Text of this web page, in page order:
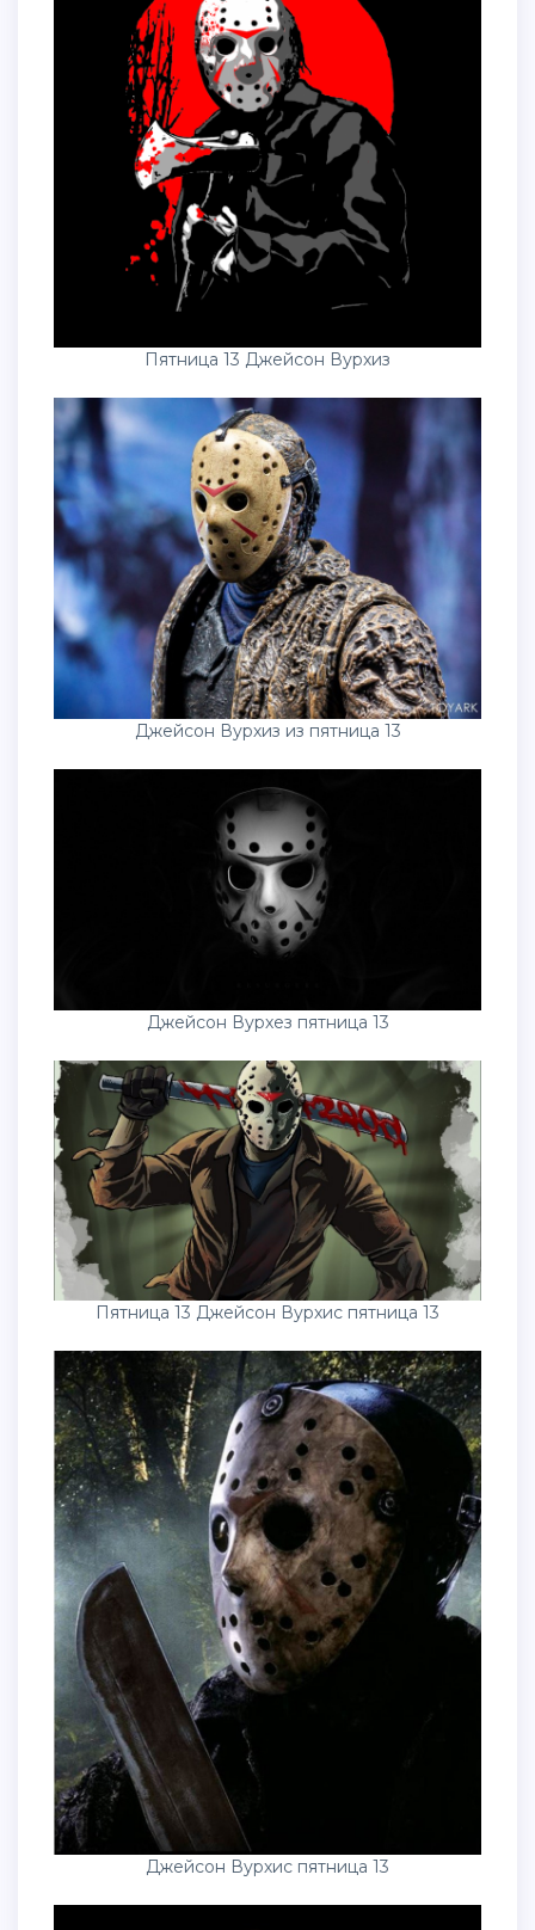
Пятница 13 Джейсон Вурхиз
Джейсон Вурхиз из пятница 13
Джейсон Вурхез пятница 13
Пятница 13 Джейсон Вурхис пятница 13
Джейсон Вурхис пятница 13